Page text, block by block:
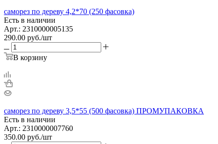
саморез по дереву 4,2*70 (250 фасовка)
Есть в наличии
Арт.: 2310000005135
290.00 руб./шт
В корзину
саморез по дереву 3,5*55 (500 фасовка) ПРОМУПАКОВКА
Есть в наличии
Арт.: 2310000007760
350.00 руб./шт